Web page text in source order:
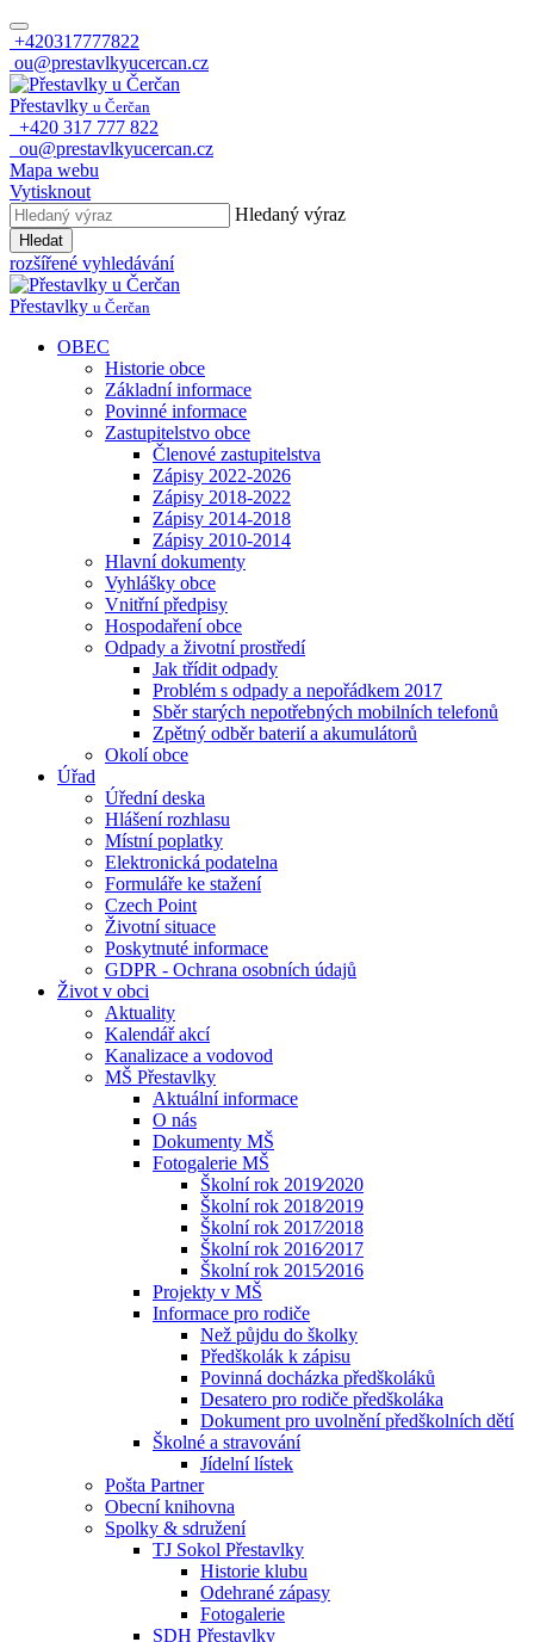
+420317777822
ou@prestavlkyucercan.cz
Přestavlky u Čerčan
+420 317 777 822
ou@prestavlkyucercan.cz
Mapa webu
Vytisknout
Hledaný výraz
Hledat
rozšířené vyhledávání
Přestavlky u Čerčan
OBEC
Historie obce
Základní informace
Povinné informace
Zastupitelstvo obce
Členové zastupitelstva
Zápisy 2022-2026
Zápisy 2018-2022
Zápisy 2014-2018
Zápisy 2010-2014
Hlavní dokumenty
Vyhlášky obce
Vnitřní předpisy
Hospodaření obce
Odpady a životní prostředí
Jak třídit odpady
Problém s odpady a nepořádkem 2017
Sběr starých nepotřebných mobilních telefonů
Zpětný odběr baterií a akumulátorů
Okolí obce
Úřad
Úřední deska
Hlášení rozhlasu
Místní poplatky
Elektronická podatelna
Formuláře ke stažení
Czech Point
Životní situace
Poskytnuté informace
GDPR - Ochrana osobních údajů
Život v obci
Aktuality
Kalendář akcí
Kanalizace a vodovod
MŠ Přestavlky
Aktuální informace
O nás
Dokumenty MŠ
Fotogalerie MŠ
Školní rok 2019⁄2020
Školní rok 2018⁄2019
Školní rok 2017⁄2018
Školní rok 2016⁄2017
Školní rok 2015⁄2016
Projekty v MŠ
Informace pro rodiče
Než půjdu do školky
Předškolák k zápisu
Povinná docházka předškoláků
Desatero pro rodiče předškoláka
Dokument pro uvolnění předškolních dětí
Školné a stravování
Jídelní lístek
Pošta Partner
Obecní knihovna
Spolky & sdružení
TJ Sokol Přestavlky
Historie klubu
Odehrané zápasy
Fotogalerie
SDH Přestavlky